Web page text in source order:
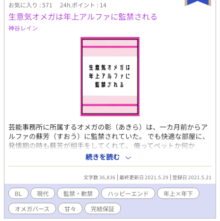
お気に入り : 571 24h.ポイント : 14
生意気オメガは年上アルファに監禁される
神谷レイン
芸能事務所に所属するオメガの彰（あきら）は、一カ月前からア
ルファの蘇芳（すおう）に監禁されていた。 でも快適な部屋に、
発情期の時も蘇芳が相手をしてくれて。 俺ってペットか何か
か？ と思い始めていた頃、ある事件が起きてしまう！ それがき
っかけに蘇芳が彰を監禁していた理由が明らかになり、二人
は……。 甘々オメガバース。全七話のお話です。 ※少しだけオメ
ガバース独自設定が入っています。
続きを読む
文字数 36,836 最終更新日 2021.5.29 登録日 2021.5.21
BL 現代 監禁・軟禁 ハッピーエンド
年上×年下
オメガバース
甘々 完結保証